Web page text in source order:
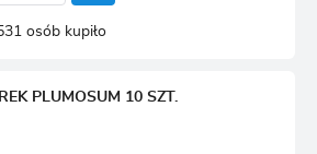
osób kupiło
PLUMOSUM 10 SZT.